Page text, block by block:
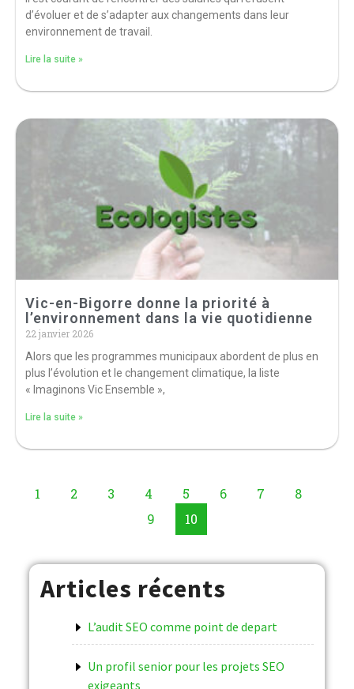
d’évoluer et de s’adapter aux changements dans leur
environnement de travail.
Lire la suite »
Vic-en-Bigorre donne la priorité à
l’environnement dans la vie quotidienne
22 janvier 2026
Alors que les programmes municipaux abordent de plus en
plus l’évolution et le changement climatique, la liste
« Imaginons Vic Ensemble »,
Lire la suite »
1 2 3 4 5 6 7
8
9
10
Articles récents
L’audit SEO comme point de depart
Un profil senior pour les projets SEO
exigeants